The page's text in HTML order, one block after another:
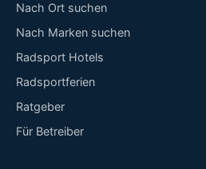
Nach Ort suchen
Nach Marken suchen
Radsport Hotels
Radsportferien
Ratgeber
Für Betreiber